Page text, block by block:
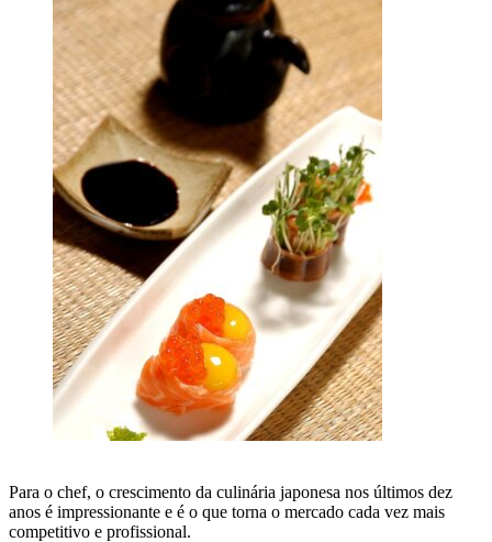
Para o chef, o crescimento da culinária japonesa nos últimos dez
anos é impressionante e é o que torna o mercado cada vez mais
competitivo e profissional.